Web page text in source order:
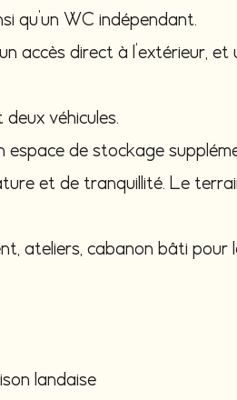
qu’un WC indépendant.
accès direct à l'extérieur,
véhicules.
espace de stockage
et de tranquillité. Le
ateliers, cabanon bâti pour
landaise